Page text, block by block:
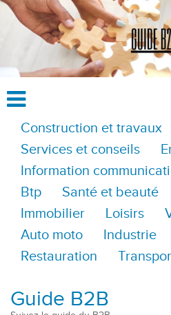
Construction et travaux
Services et conseils
Information
Btp
Santé et beauté
Immobilier
Loisirs
Auto moto
Industrie
Restauration
Guide B2B